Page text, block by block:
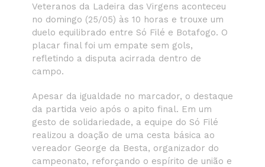
Veteranos da Ladeira das Virgens aconteceu
no domingo (25/05) às 10 horas e trouxe um
duelo equilibrado entre Só Filé e Botafogo. O
placar final foi um empate sem gols,
refletindo a disputa acirrada dentro de
campo.
Apesar da igualdade no marcador, o destaque
da partida veio após o apito final. Em um
gesto de solidariedade, a equipe do Só Filé
realizou a doação de uma cesta básica ao
vereador George da Besta, organizador do
campeonato, reforçando o espírito de união e